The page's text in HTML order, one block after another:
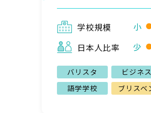
学校規模 小
日本人比率
少
バリスタ ビジネス
語学学校
ブリスベ